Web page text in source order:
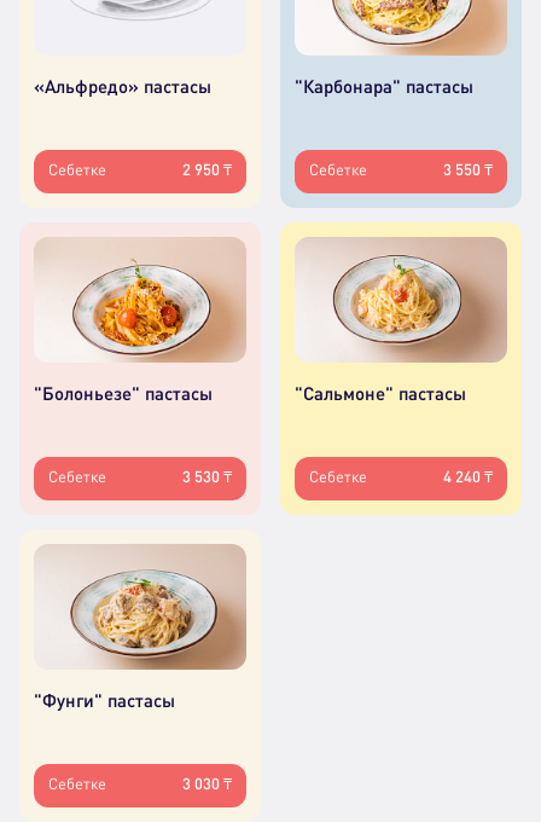
«Альфредо» пастасы
Себетке 2 950 ₸
"Карбонара" пастасы
Себетке 3 550 ₸
"Болоньезе" пастасы
Себетке 3 530 ₸
"Сальмоне" пастасы
Себетке 4 240 ₸
"Фунги" пастасы
Себетке 3 030 ₸